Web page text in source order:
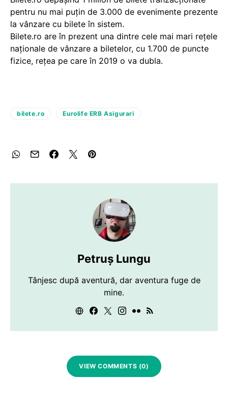
pentru nu mai puțin de 3.000 de evenimente prezente
la vânzare cu bilete în sistem.
Bilete.ro are în prezent una dintre cele mai mari rețele
naționale de vânzare a biletelor, cu 1.700 de puncte
fizice, rețea pe care în 2019 o va dubla.
bilete.ro Eurolife ERB Asigurari
Petruș Lungu
Tânjesc după aventură, dar aventura fuge de
mine.
VIEW COMMENTS (0)